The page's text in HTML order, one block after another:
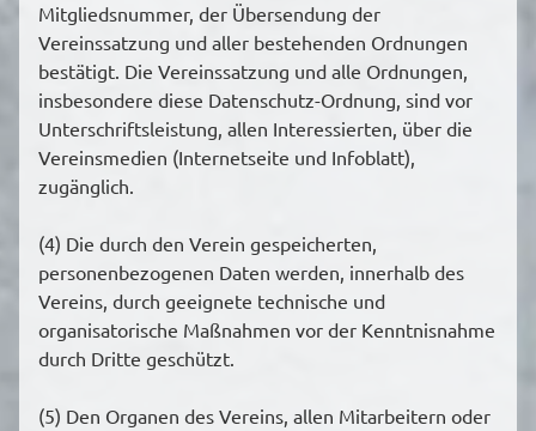
Mitgliedsnummer, der Übersendung der
Vereinssatzung und aller bestehenden Ordnungen
bestätigt. Die Vereinssatzung und alle Ordnungen,
insbesondere diese Datenschutz-Ordnung, sind vor
Unterschriftsleistung, allen Interessierten, über die
Vereinsmedien (Internetseite und Infoblatt),
zugänglich.
(4) Die durch den Verein gespeicherten,
personenbezogenen Daten werden, innerhalb des
Vereins, durch geeignete technische und
organisatorische Maßnahmen vor der Kenntnisnahme
durch Dritte geschützt.
(5) Den Organen des Vereins, allen Mitarbeitern oder